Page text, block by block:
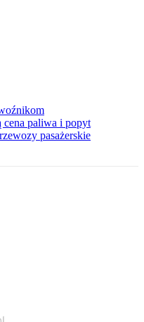
cena paliwa i popyt
pasażerskie